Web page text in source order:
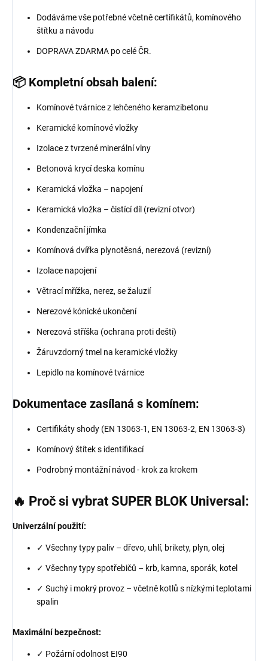
Dodáváme vše potřebné včetně certifikátů, komínového
štítku a návodu
DOPRAVA ZDARMA po celé ČR.
📦 Kompletní obsah balení:
Komínové tvárnice z lehčeného keramzibetonu
Keramické komínové vložky
Izolace z tvrzené minerální vlny
Betonová krycí deska komínu
Keramická vložka – napojení
Keramická vložka – čistící díl (revizní otvor)
Kondenzační jímka
Komínová dvířka plynotěsná, nerezová (revizní)
Izolace napojení
Větrací mřížka, nerez, se žaluzií
Nerezové kónické ukončení
Nerezová stříška (ochrana proti dešti)
Žáruvzdorný tmel na keramické vložky
Lepidlo na komínové tvárnice
Dokumentace zasílaná s komínem:
Certifikáty shody (EN 13063-1, EN 13063-2, EN 13063-3)
Komínový štítek s identifikací
Podrobný montážní návod - krok za krokem
🔥 Proč si vybrat SUPER BLOK Universal:
Univerzální použití:
✓ Všechny typy paliv – dřevo, uhlí, brikety, plyn, olej
✓ Všechny typy spotřebičů – krb, kamna, sporák, kotel
✓ Suchý i mokrý provoz – včetně kotlů s nízkými teplotami
spalin
Maximální bezpečnost:
✓ Požární odolnost EI90